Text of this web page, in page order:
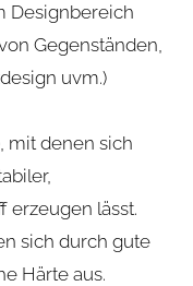
Designbereich
Gegenständen,
uvm.)
, mit denen sich
erzeugen lässt.
sich durch gute
Härte aus.